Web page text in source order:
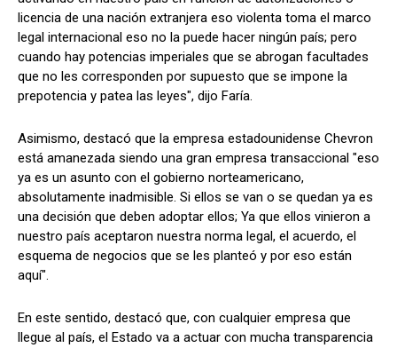
licencia de una nación extranjera eso violenta toma el marco
legal internacional eso no la puede hacer ningún país; pero
cuando hay potencias imperiales que se abrogan facultades
que no les corresponden por supuesto que se impone la
prepotencia y patea las leyes", dijo Faría.
Asimismo, destacó que la empresa estadounidense Chevron
está amanezada siendo una gran empresa transaccional "eso
ya es un asunto con el gobierno norteamericano,
absolutamente inadmisible. Si ellos se van o se quedan ya es
una decisión que deben adoptar ellos; Ya que ellos vinieron a
nuestro país aceptaron nuestra norma legal, el acuerdo, el
esquema de negocios que se les planteó y por eso están
aquí".
En este sentido, destacó que, con cualquier empresa que
llegue al país, el Estado va a actuar con mucha transparencia